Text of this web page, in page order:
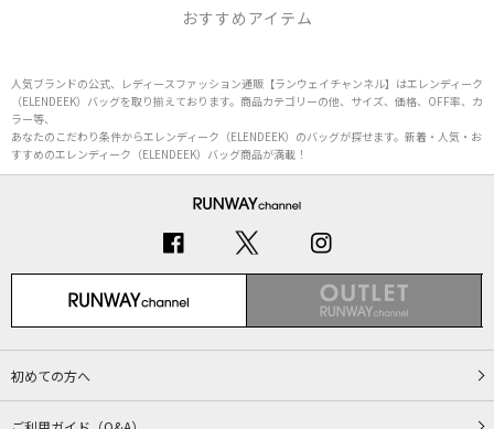
おすすめアイテム
人気ブランドの公式、レディースファッション通販【ランウェイチャンネル】はエレンディーク
（ELENDEEK）バッグを取り揃えております。商品カテゴリーの他、サイズ、価格、OFF率、カ
ラー等、
あなたのこだわり条件からエレンディーク（ELENDEEK）のバッグが探せます。新着・人気・お
すすめのエレンディーク（ELENDEEK）バッグ商品が満載！
初めての方へ